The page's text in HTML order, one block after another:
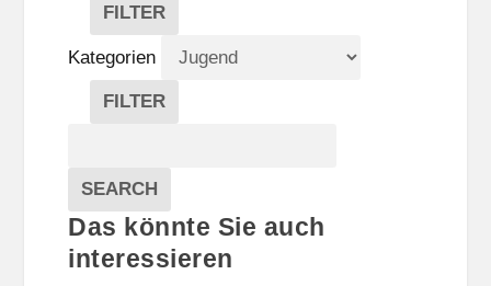
FILTER
V
E
R
A
A
L
T
U
N
Kategorien
FILTER
E
G
O
R
Veranstaltungen
SEARCH
Das könnte Sie auch
interessieren